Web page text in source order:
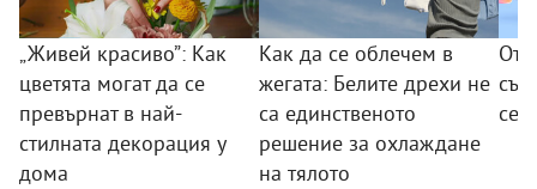
„Живей красиво”: Как
цветята могат да се
превърнат в най-
стилната декорация у
дома
Как да се облечем в
жегата: Белите дрехи не
са единственото
решение за охлаждане
на тялото
От
се